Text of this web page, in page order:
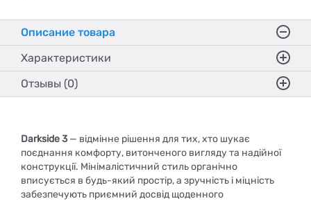
Описание товара
Характеристики
Отзывы (0)
Darkside 3— відмінне рішення для тих, хто шукає
поєднання комфорту, витонченого вигляду та надійної
конструкції. Мінімалістичний стиль органічно
вписується в будь-який простір, а зручність і міцність
забезпечують приємний досвід щоденного